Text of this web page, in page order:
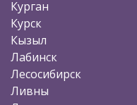
Курган
Курск
Кызыл
Лабинск
Лесосибирск
Ливны